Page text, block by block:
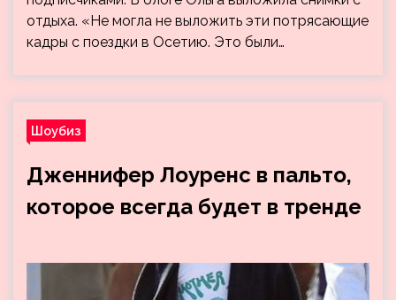
отдыха. «Не могла не выложить эти потрясающие
кадры с поездки в Осетию. Это были…
Шоубиз
Дженнифер Лоуренс в пальто,
которое всегда будет в тренде